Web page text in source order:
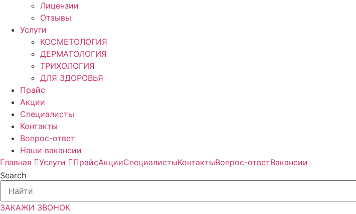
Лицензии
Отзывы
Услуги
КОСМЕТОЛОГИЯ
ДЕРМАТОЛОГИЯ
ТРИХОЛОГИЯ
ДЛЯ ЗДОРОВЬЯ
Прайс
Акции
Специалисты
Контакты
Вопрос-ответ
Наши вакансии
Главная
Услуги ПрайсАкцииСпециалистыКонтактыВопрос-ответВакансии
Search
ЗАКАЖИ ЗВОНОК